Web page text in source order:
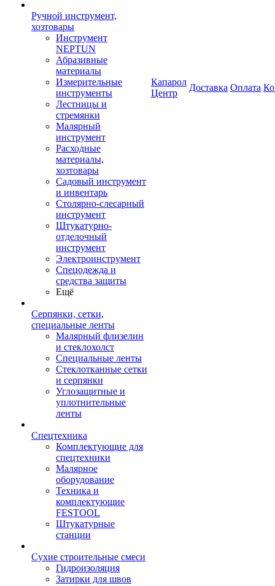
Ручной инструмент,
хозтовары
Инструмент
NEPTUN
Абразивные
материалы
Измерительные
инструменты
Лестницы и
стремянки
Малярный
инструмент
Расходные
материалы,
хозтовары
Садовый инструмент
и инвентарь
Столярно-слесарный
инструмент
Штукатурно-
отделочный
инструмент
Электроинструмент
Спецодежда и
средства защиты
Ещё
Серпянки, сетки,
специальные ленты
Малярный флизелин
и стеклохолст
Специальные ленты
Стеклотканные сетки
и серпянки
Углозащитные и
уплотнительные
ленты
Спецтехника
Комплектующие для
спецтехники
Малярное
оборудование
Техника и
комплектующие
FESTOOL
Штукатурные
станции
Сухие строительные смеси
Гидроизоляция
Затирки для швов
Капарол
Центр
Доставка Оплата